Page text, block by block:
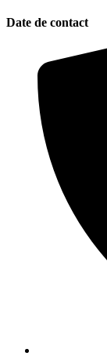
Date de contact